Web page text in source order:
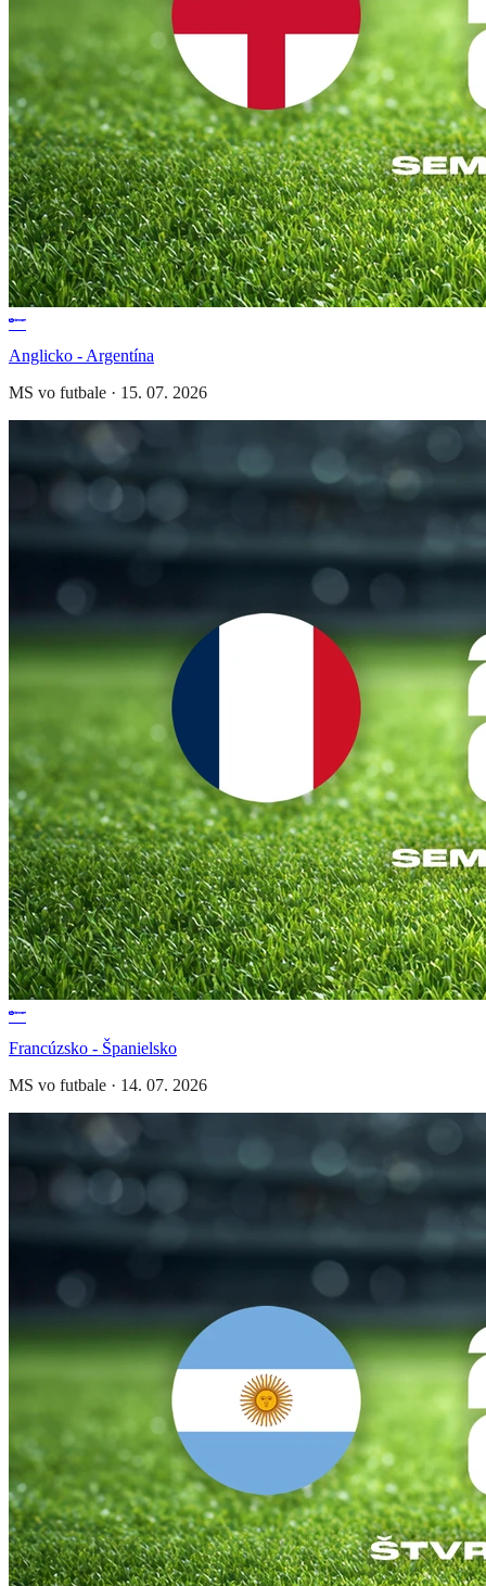
Anglicko - Argentína
MS vo futbale · 15. 07. 2026
Francúzsko - Španielsko
MS vo futbale · 14. 07. 2026